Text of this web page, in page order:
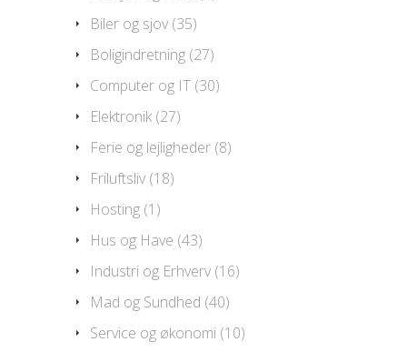
Biler og sjov (35)
Boligindretning (27)
Computer og IT (30)
Elektronik (27)
Ferie og lejligheder (8)
Friluftsliv (18)
Hosting (1)
Hus og Have (43)
Industri og Erhverv (16)
Mad og Sundhed (40)
Service og økonomi (10)